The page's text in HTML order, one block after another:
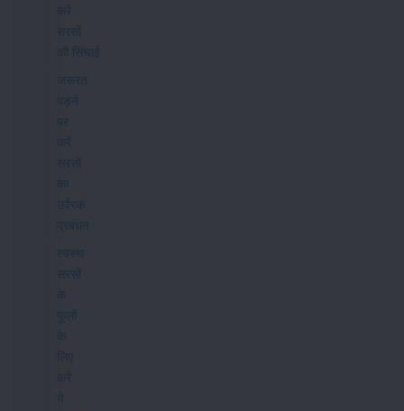
करें
सरसों
की सिंचाई
जरूरत
पड़ने
पर
करें
सरसों
का
उर्वरक
प्रबंधन
स्वस्थ
सरसों
के
फूलों
के
लिए
करें
ये